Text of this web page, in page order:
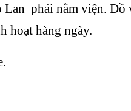
phải nằm viện. Đồ
hoạt hàng ngày.